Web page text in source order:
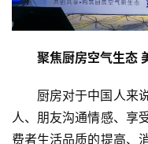
聚焦厨房空气生态
厨房对于中国人来
人、朋友沟通情感、享
费者生活品质的提高、